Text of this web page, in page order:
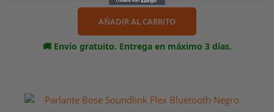
AÑADIR AL CARRITO
🚚 Envío gratuito. Entrega en máximo 3 días.